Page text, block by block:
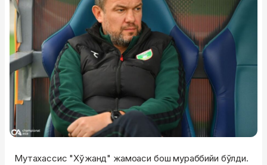
Мутахассис "Хўжанд" жамоаси бош мураббийи бўлди.